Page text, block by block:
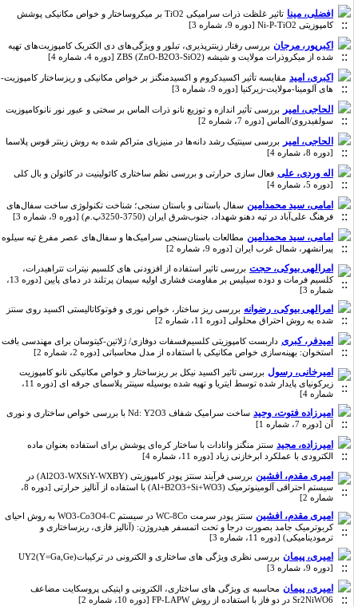
افضلی، مینا
تاثیر غلظت ذرات سرامیکی TiO2 بر میکروساختار و خواص مکانیکی پوشش
کامپوزیتی Ni-P-TiO2 [دوره 9، شماره 3]
اکبرپور، مرجان بررسی رفتار زینترپذیری، تبلور و ویژگی‌های دی الکتریک کامپوزیت‌های تهیه
شده از میکروذرات مولایت و شیشه ZBS (ZnO-B2O3-SiO2) [دوره 4، شماره 4]
اکبری، امید مقایسه تأثیر اکسیدکروم و اکسیدمنگنز بر خواص مکانیکی و ریزساختار کامپوزیت-
های آلومینا-مولایت-زیرکنیا [دوره 9، شماره 3]
الحاجی، امیر بررسی تأثیر اندازه و توزیع نانو ذرات الماس بر سختی و عبور نور نانوکامپوزیت
سولفیدروی/الماس [دوره 7، شماره 2]
الحاجی، امیر بررسی سینتیک رشد دانه‌ها در منیزیای متراکم شده به روش زینتر قوس پلاسما
[دوره 8، شماره 4]
اله وردی، علی فعال سازی حرارتی و بررسی نظم ساختاری کائولینیت در کائولن و بال کلی
[دوره 5، شماره 4]
امامی، سید محمدامین سفال باستانی و باستان سنجی؛ شناخت تکنولوژی ساخت سفال‌های
فرهنگ علی‌آباد در تپه دهنو شهداد، جنوب‌شرق ایران (3750-3250پ.م) [دوره 9، شماره 3]
امامی، سید محمدامین مطالعات باستان‌سنجی سرامیک‌ها و سفال‌های عصر مفرغ تپه سیلوه
پیرانشهر، شمال غرب ایران [دوره 9، شماره 2]
امرالهی بیوکی، حجت بررسی تاثیر استفاده از افزودنی های کلسیم نیترات تتراهیدرات،
کلسیم فرمات و دوده سیلیس بر مقاومت فشاری اولیه سیمان پرتلند در دمای پایین [دوره 13،
شماره 3]
امرالهی بیوکی، رضوانه بررسی ریز ساختار، خواص نوری و فوتوکاتالیستی اکسید روی سنتز
شده به روش احتراق محلولی [دوره 11، شماره 2]
امیدفر، کبری داربست‌ کامپوزیتی کلسیم‌فسفات دوفازی/ ژلاتین-کیتوسان برای مهندسی بافت
استخوان: بهینه‌سازی خواص مکانیکی با استفاده از مدل محاسباتی [دوره 2، شماره 2]
امیرخانی، رسول بررسی تاثیر اکسید نیکل بر ریزساختار و خواص مکانیکی نانو کامپوزیت
زیرکونیای پایدار شده توسط ایتریا و تهیه شده بوسیله سینتر پلاسمای جرقه ای [دوره 11،
شماره 4]
امیرزاده فتوت، وحید
ساخت سرامیک شفاف Nd: Y2O3 با بررسی خواص ساختاری و نوری
آن [دوره 7، شماره 1]
امیرزاده، مجید سنتز منگنز وانادات با ساختار کره‌ای پوشش برای استفاده بعنوان ماده
الکترودی با عملکرد ابرخازنی زیاد [دوره 11، شماره 4]
امیری مقدم، افشین
بررسی فرآیند سنتز پودر کامپوزیتی (Al2O3-WXSiY-WXBY) در
سیستم احتراقی آلومینوترمیک (Al+B2O3+Si+WO3) با استفاده از آنالیز حرارتی [دوره 8،
شماره 2]
امیری مقدم، افشین
سنتز پودر سرمت WC-8Co در سیستم WO3-Co3O4-C به روش احیای
کربوترمیک جامد بصورت درجا و تحت اتمسفر هیدروژن: (آنالیز فازی، ریزساختاری و
ترمودینامیکی) [دوره 11، شماره 3]
امیری، پیمان
بررسی نظری ویژگی های ساختاری و الکترونی در ترکیباتUY2(Y=Ga,Ge)
[دوره 9، شماره 3]
امیری، پیمان محاسبه ی ویژگی های ساختاری، الکترونی و اپتیکی پروسکایت مضاعف
Sr2NiWO6 در دو فاز با استفاده از روش FP-LAPW [دوره 10، شماره 2]